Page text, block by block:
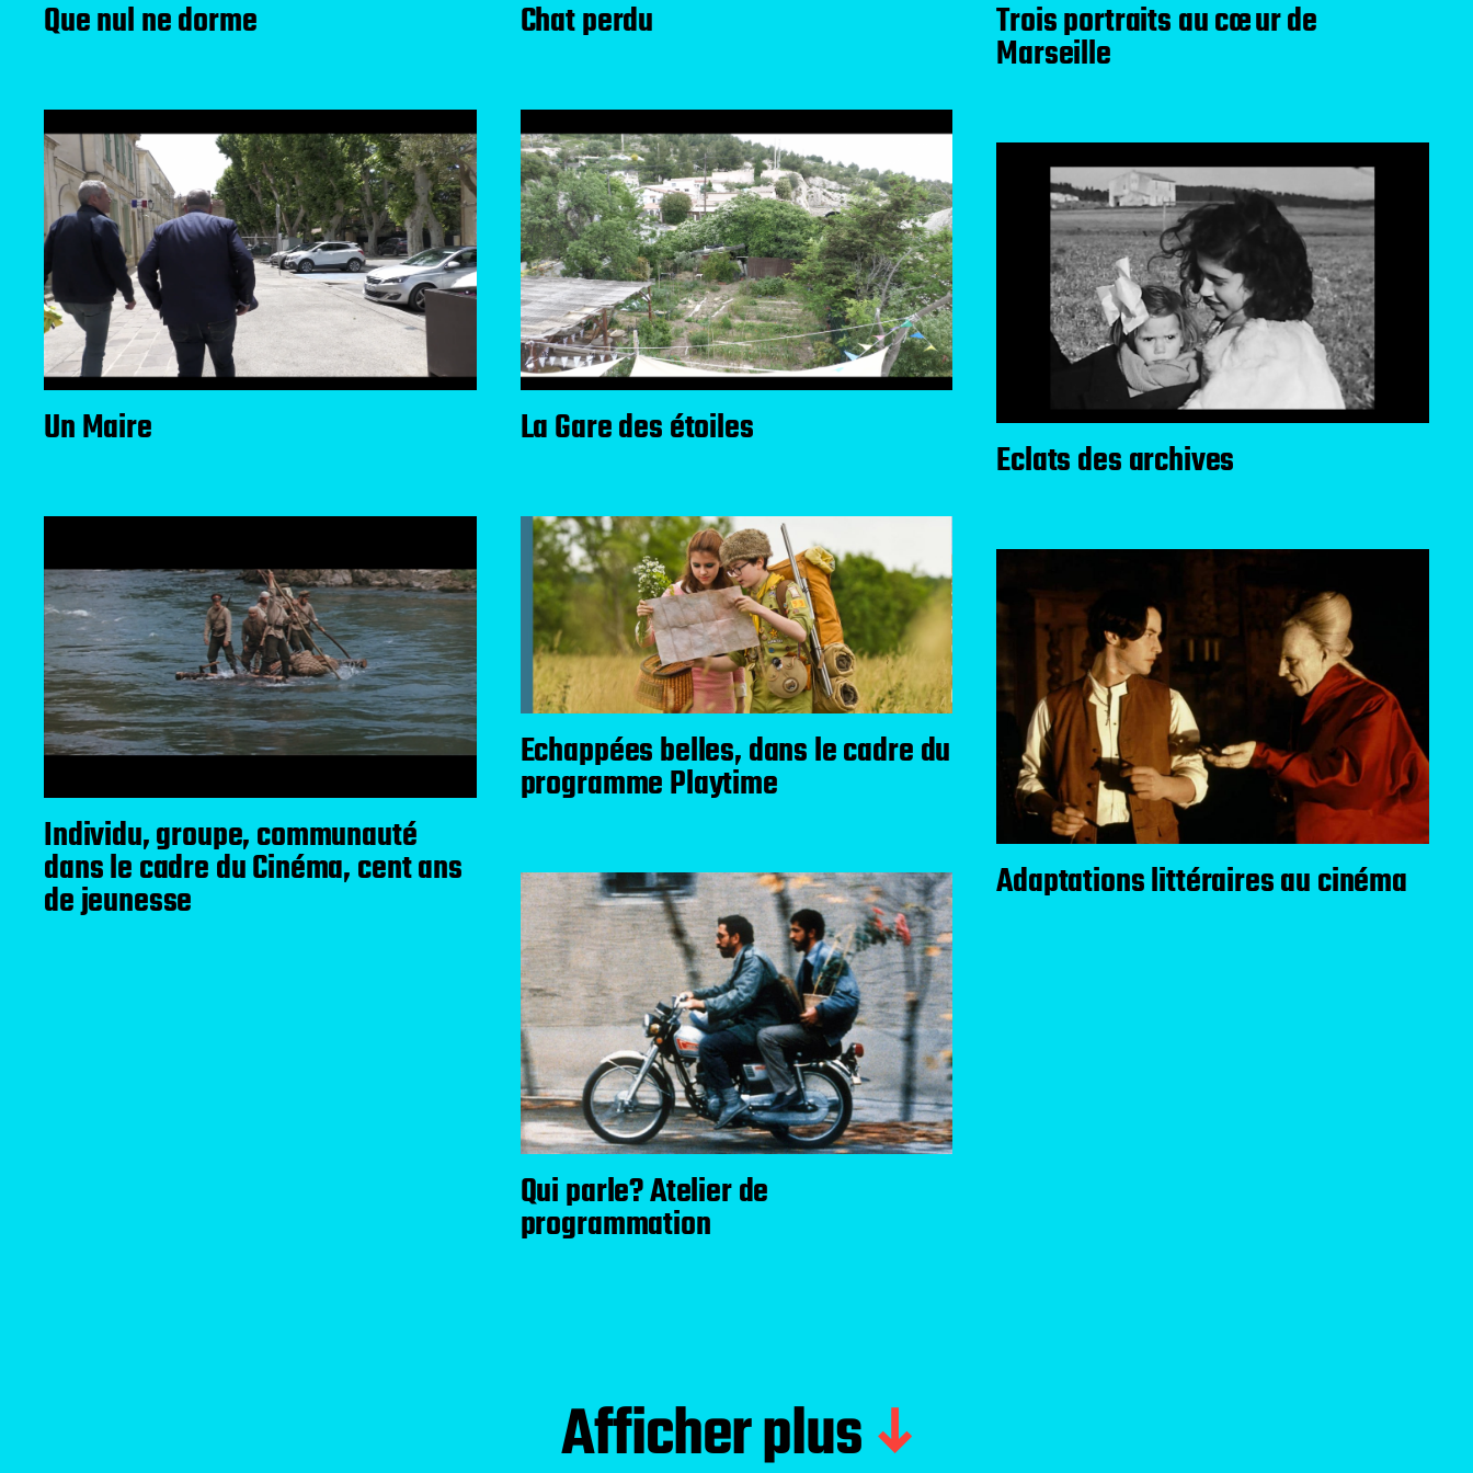
Que nul ne dorme Chat perdu Trois portraits au cœur de
Marseille
Un Maire La Gare des étoiles
Eclats des archives
Individu, groupe, communauté
dans le cadre du Cinéma, cent ans
de jeunesse
Echappées belles, dans le cadre du
programme Playtime
Adaptations littéraires au cinéma
Qui parle? Atelier de
programmation
Afficher plus